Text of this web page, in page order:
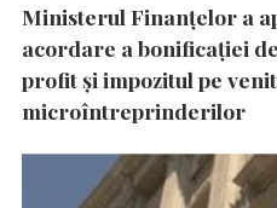
Ministerul Finanțelor a
acordare a bonificației
profit și impozitul pe
microîntreprinderilor